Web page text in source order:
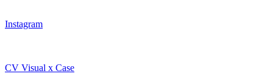
Instagram
CV Visual x Case